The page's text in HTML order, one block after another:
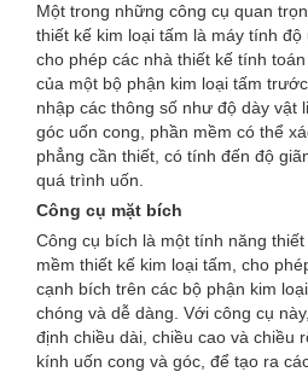
Một trong những công cụ quan
thiết kế kim loại tấm là máy tính
cho phép các nhà thiết kế tính
của một bộ phận kim loại tấm
nhập các thông số như độ dày vật
góc uốn cong, phần mềm có thể
phẳng cần thiết, có tính đến độ
quá trình uốn.
Công cụ mặt bích
Công cụ bích là một tính năng
mềm thiết kế kim loại tấm, cho
cạnh bích trên các bộ phận kim
chóng và dễ dàng. Với công cụ
định chiều dài, chiều cao và chiều
kính uốn cong và góc, để tạo ra